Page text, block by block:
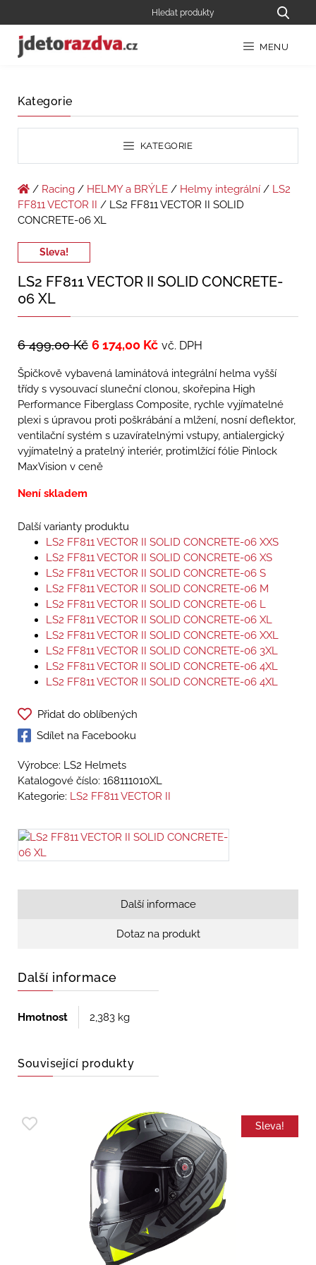
MENU
Kategorie
KATEGORIE
/ Racing / HELMY a BRÝLE / Helmy integrální / LS2
FF811 VECTOR II
/ LS2 FF811 VECTOR II SOLID
CONCRETE-06 XL
Sleva!
LS2 FF811 VECTOR II SOLID CONCRETE-
06 XL
6 499,00Kč 6 174,00 Kč vč. DPH
Špičkově vybavená laminátová integrální helma vyšší
třídy s vysouvací sluneční clonou, skořepina High
Performance Fiberglass Composite, rychle vyjímatelné
plexi s úpravou proti poškrábání a mlžení, nosní deflektor,
ventilační systém s uzavíratelnými vstupy, antialergický
vyjímatelný a pratelný interiér, protimlžící fólie Pinlock
MaxVision v ceně
Není skladem
Další varianty produktu
LS2 FF811 VECTOR II SOLID CONCRETE-06 XXS
LS2 FF811 VECTOR II SOLID CONCRETE-06 XS
LS2 FF811 VECTOR II SOLID CONCRETE-06 S
LS2 FF811 VECTOR II SOLID CONCRETE-06 M
LS2 FF811 VECTOR II SOLID CONCRETE-06 L
LS2 FF811 VECTOR II SOLID CONCRETE-06 XL
LS2 FF811 VECTOR II SOLID CONCRETE-06 XXL
LS2 FF811 VECTOR II SOLID CONCRETE-06 3XL
LS2 FF811 VECTOR II SOLID CONCRETE-06 4XL
LS2 FF811 VECTOR II SOLID CONCRETE-06 4XL
Přidat do oblíbených
Sdílet na Facebooku
Výrobce: LS2 Helmets
Katalogové číslo: 168111010XL
Kategorie: LS2 FF811 VECTOR II
Další informace
Dotaz na produkt
Další informace
Hmotnost 2,383 kg
Související produkty
Sleva!